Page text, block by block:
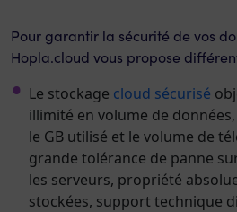
Pour garantir la sécurité de vos
Hopla.cloud vous propose
Le stockage cloud sécurisé
illimité en volume de
le GB utilisé et le volume de
grande tolérance de panne
les serveurs, propriété
stockées, support technique